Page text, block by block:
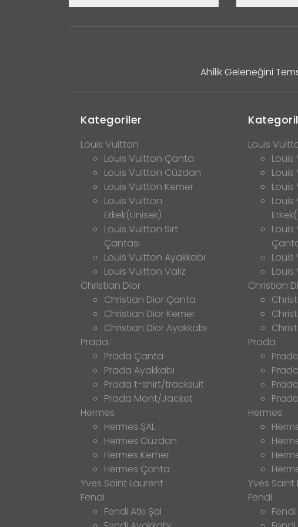
Ahîlik Geleneğini
Kategoriler
Louis Vuitton
Louis Vuitton Çanta
Louis Vuitton Cüzdan
Louis Vuitton Kemer
Louis Vuitton
Erkek(Unisek)
Louis Vuitton Sırt
Çantası
Louis Vuitton Ayakkabı
Louis Vuitton Valiz
Christian Dior
Christian Dior Çanta
Christian Dior Kemer
Christian Dior Ayakkabı
Prada
Prada Çanta
Prada Ayakkabı
Prada t-shirt/tracksuit
Prada Mont/Jacket
Hermes
Hermes ŞAL
Hermes Cüzdan
Hermes Kemer
Hermes Çanta
Yves Saint Laurent
Fendi
Fendi Atkı Şal
Louis
Louis
Louis
Christian
Prada
Hermes
Yves Saint
Fendi
Fendi